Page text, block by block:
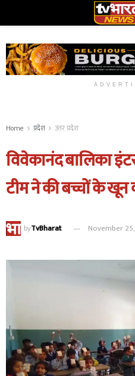
Home प्रदेश उत्तर प्रदेश
विवेकानंद बालिका
टीम ने की बच्चों के खून
byTvBharat November